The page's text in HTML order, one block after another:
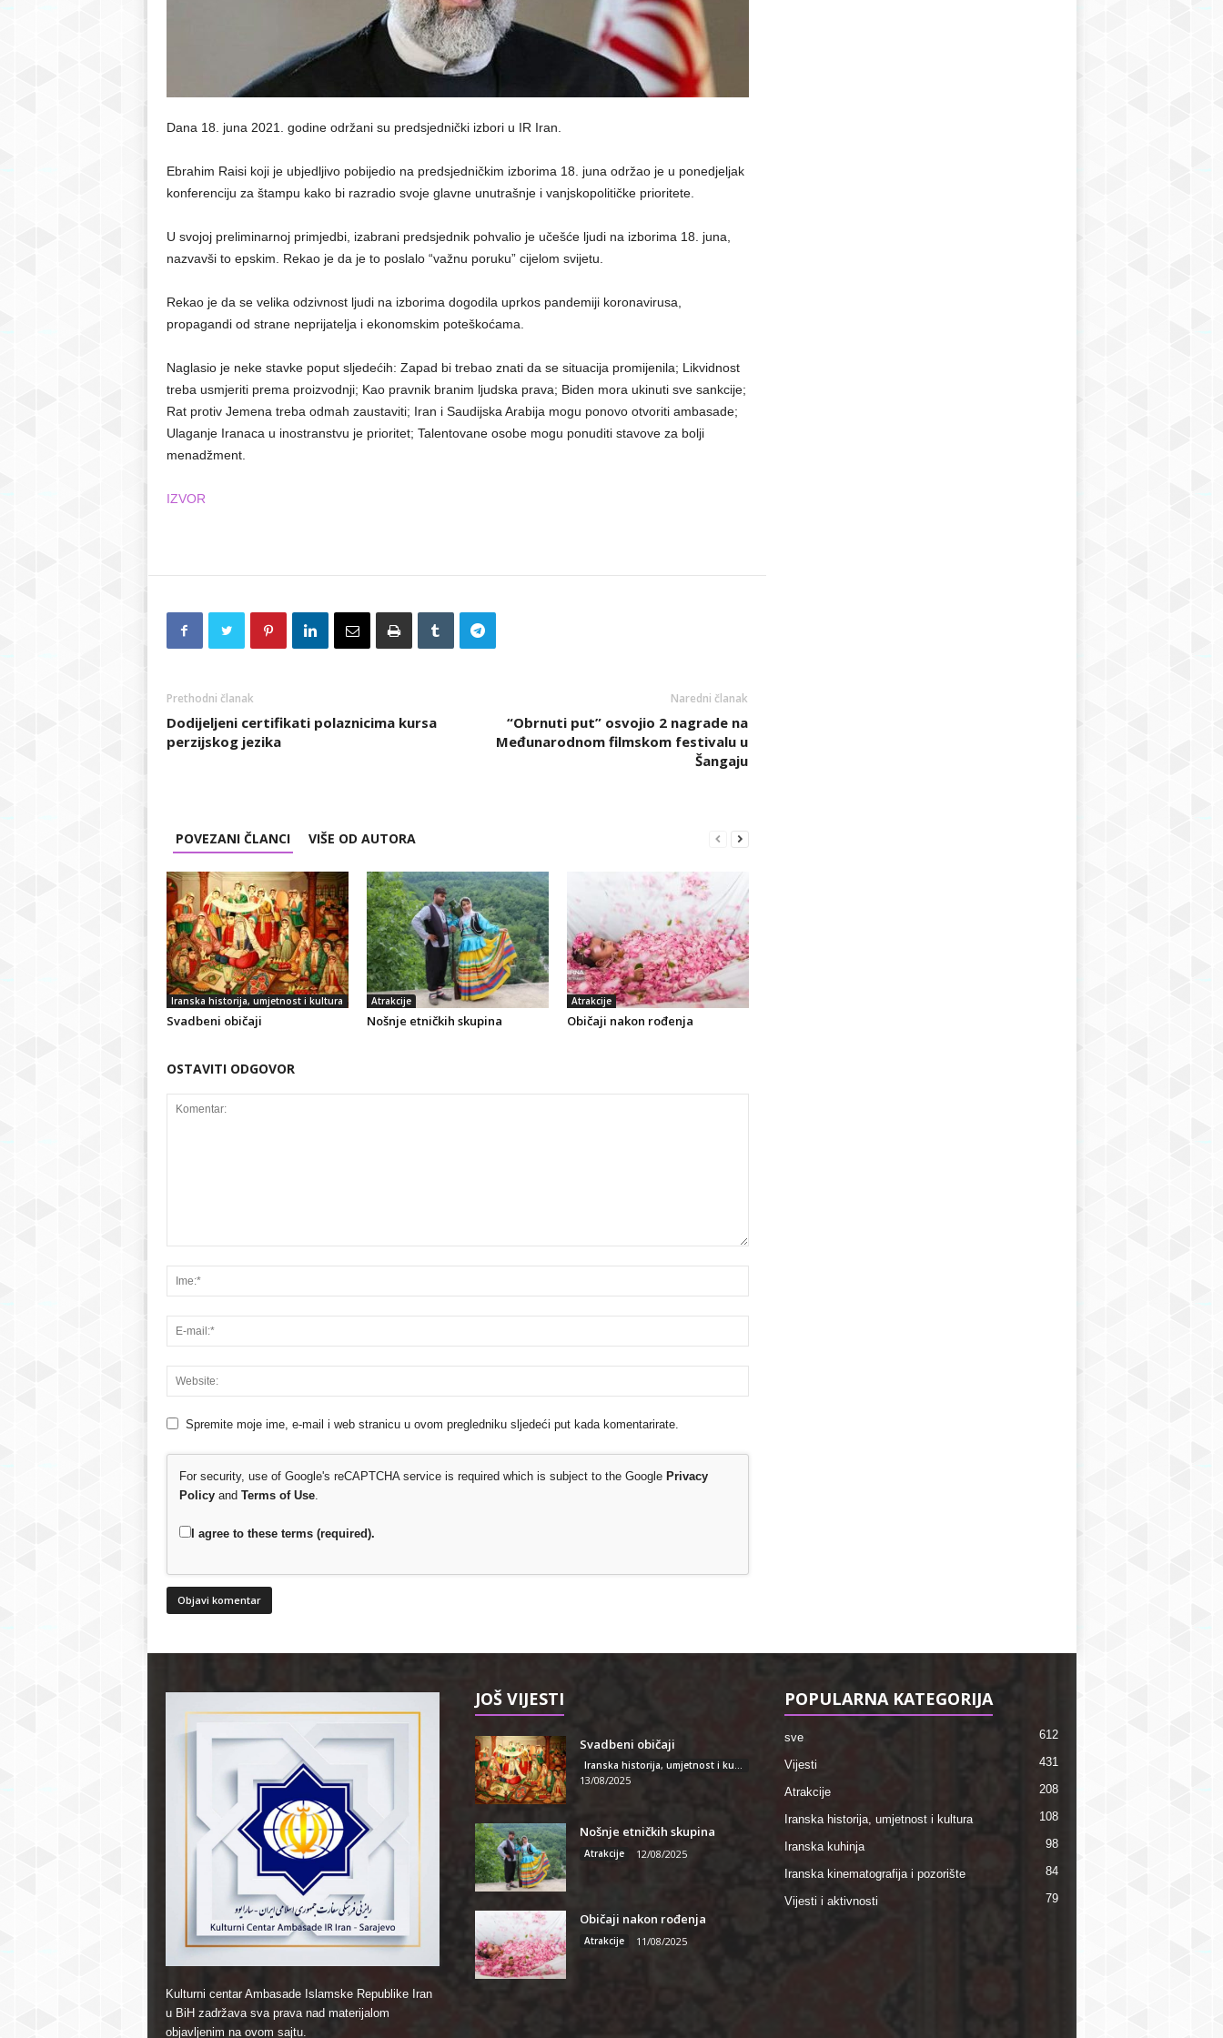
a
j
Dana 18. juna 2021. godine održani su predsjednički izbori u IR Iran.
Ebrahim Raisi koji je ubjedljivo pobijedio na predsjedničkim izborima 18. juna održao je u ponedjeljak
konferenciju za štampu kako bi razradio svoje glavne unutrašnje i vanjskopolitičke prioritete.
U svojoj preliminarnoj primjedbi, izabrani predsjednik pohvalio je učešće ljudi na izborima 18. juna,
nazvavši to epskim. Rekao je da je to poslalo “važnu poruku” cijelom svijetu.
Rekao je da se velika odzivnost ljudi na izborima dogodila uprkos pandemiji koronavirusa,
propagandi od strane neprijatelja i ekonomskim poteškoćama.
Naglasio je neke stavke poput sljedećih: Zapad bi trebao znati da se situacija promijenila; Likvidnost
treba usmjeriti prema proizvodnji; Kao pravnik branim ljudska prava; Biden mora ukinuti sve sankcije;
Rat protiv Jemena treba odmah zaustaviti; Iran i Saudijska Arabija mogu ponovo otvoriti ambasade;
Ulaganje Iranaca u inostranstvu je prioritet; Talentovane osobe mogu ponuditi stavove za bolji
menadžment.
IZVOR
Prethodni članak
Dodijeljeni certifikati polaznicima kursa
perzijskog jezika
Naredni članak
“Obrnuti put” osvojio 2 nagrade na
Međunarodnom filmskom festivalu u
Šangaju
POVEZANI ČLANCI VIŠE OD AUTORA
Iranska historija, umjetnost i kultura
Svadbeni običaji
Atrakcije
Nošnje etničkih skupina
Atrakcije
Običaji nakon rođenja
OSTAVITI ODGOVOR
Spremite moje ime, e-mail i web stranicu u ovom pregledniku sljedeći put kada komentarirate.
For security, use of Google's reCAPTCHA service is required which is subject to the Google Privacy
Policyand Terms of Use.
I agree to these terms (required).
Kulturni centar Ambasade Islamske Republike Iran
u BiH zadržava sva prava nad materijalom
objavljenim na ovom sajtu.
JOŠ VIJESTI
Svadbeni običaji
Iranska historija, umjetnost i kultura
13/08/2025
Nošnje etničkih skupina
Atrakcije 12/08/2025
Običaji nakon rođenja
Atrakcije 11/08/2025
POPULARNA KATEGORIJA
sve 612
Vijesti 431
Atrakcije 208
Iranska historija, umjetnost i kultura 108
Iranska kuhinja 98
Iranska kinematografija i pozorište 84
Vijesti i aktivnosti 79